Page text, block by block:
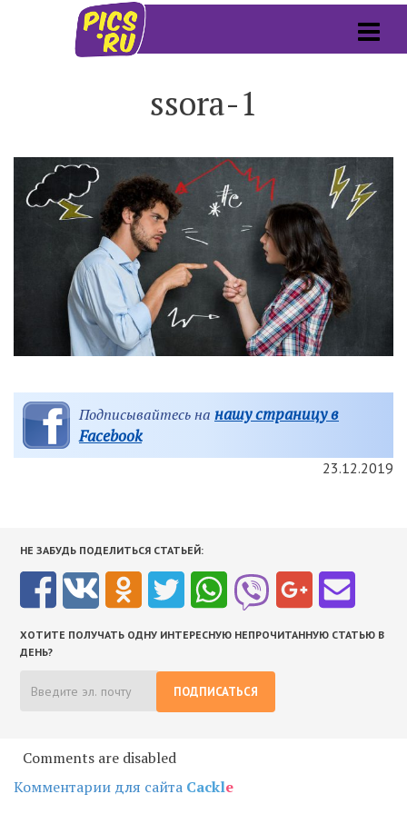
ssora-1
Подписывайтесь на нашу страницу в
Facebook
23.12.2019
НЕ ЗАБУДЬ ПОДЕЛИТЬСЯ СТАТЬЕЙ:
ХОТИТЕ ПОЛУЧАТЬ ОДНУ ИНТЕРЕСНУЮ НЕПРОЧИТАННУЮ СТАТЬЮ В
ДЕНЬ?
ПОДПИСАТЬСЯ
Comments are disabled
Комментарии для сайта Cackle